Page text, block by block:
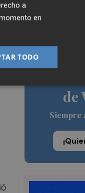
5
Marián Cano:
apartamentos
vivienda que
de
Siempre
a
a
en
TODO